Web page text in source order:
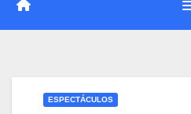
ESPECTÁCULOS